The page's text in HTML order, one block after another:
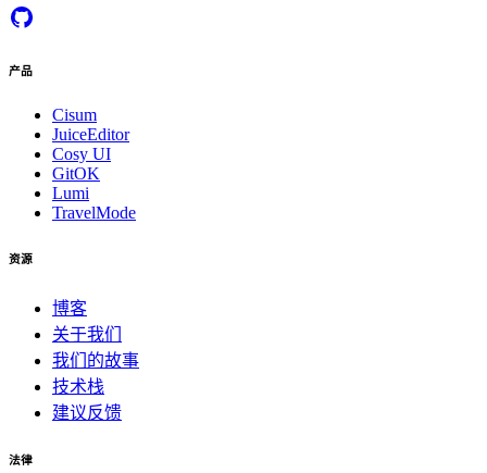
产品
Cisum
JuiceEditor
Cosy UI
GitOK
Lumi
TravelMode
资源
博客
关于我们
我们的故事
技术栈
建议反馈
法律